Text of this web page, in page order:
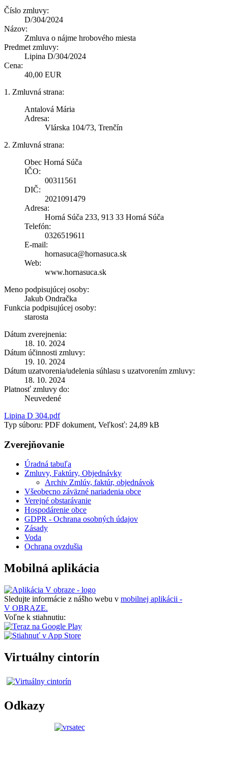
Číslo zmluvy:
D/304/2024
Názov:
Zmluva o nájme hrobového miesta
Predmet zmluvy:
Lipina D/304/2024
Cena:
40,00 EUR
1. Zmluvná strana:
Antalová Mária
Adresa:
Vlárska 104/73, Trenčín
2. Zmluvná strana:
Obec Horná Súča
IČO:
00311561
DIČ:
2021091479
Adresa:
Horná Súča 233, 913 33 Horná Súča
Telefón:
0326519611
E-mail:
hornasuca@hornasuca.sk
Web:
www.hornasuca.sk
Meno podpisujúcej osoby:
Jakub Ondračka
Funkcia podpisujúcej osoby:
starosta
Dátum zverejnenia:
18. 10. 2024
Dátum účinnosti zmluvy:
19. 10. 2024
Dátum uzatvorenia/udelenia súhlasu s uzatvorením zmluvy:
18. 10. 2024
Platnosť zmluvy do:
Neuvedené
Lipina D 304.pdf
Typ súboru: PDF dokument, Veľkosť: 24,89 kB
Zverejňovanie
Úradná tabuľa
Zmluvy, Faktúry, Objednávky
Archiv Zmlúv, faktúr, objednávok
Všeobecno záväzné nariadenia obce
Verejné obstarávanie
Hospodárenie obce
GDPR - Ochrana osobných údajov
Zásady
Voda
Ochrana ovzdušia
Mobilná aplikácia
Sledujte informácie z nášho webu v mobilnej aplikácii -
V OBRAZE.
Voľne k stiahnutiu:
Virtuálny cintorín
Odkazy